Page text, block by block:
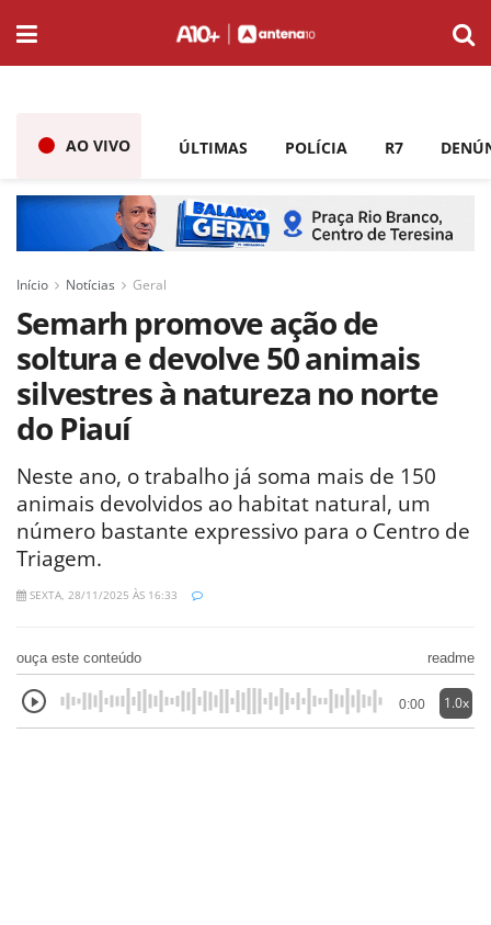
AO VIVO ÚLTIMAS POLÍCIA R7
Início Notícias Geral
Semarh promove ação de
soltura e devolve 50 animais
silvestres à natureza no norte
do Piauí
Neste ano, o trabalho já soma mais de 150
animais devolvidos ao habitat natural, um
número bastante expressivo para o Centro de
Triagem.
SEXTA, 28/11/2025 ÀS 16:33
ouça este conteúdo readme
0:00 1.0x